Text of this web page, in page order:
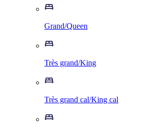
Grand/Queen
Très grand/King
Très grand cal/King cal